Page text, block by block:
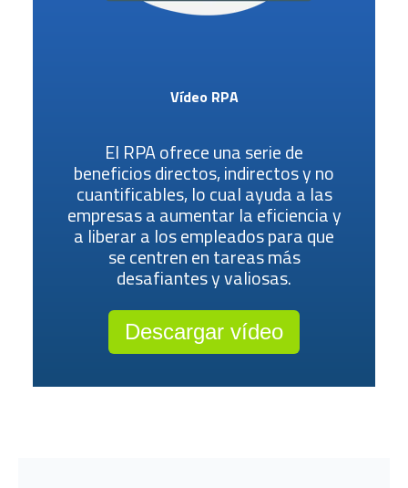
Vídeo RPA
El RPA ofrece una serie de
beneficios directos, indirectos y no
cuantificables, lo cual ayuda a las
empresas a aumentar la eficiencia y
a liberar a los empleados para que
se centren en tareas más
desafiantes y valiosas.
Descargar vídeo